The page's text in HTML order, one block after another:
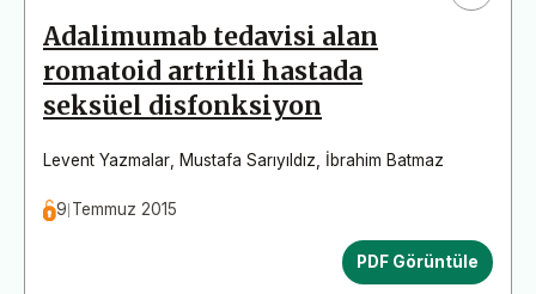
Adalimumab tedavisi alan
romatoid artritli hastada
seksüel disfonksiyon
Levent Yazmalar Mustafa Sarıyıldız İbrahim Batmaz
9 Temmuz 2015
PDF Görüntüle